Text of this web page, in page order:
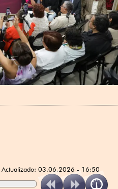
Actualizado: 03.06.2026 - 16:50